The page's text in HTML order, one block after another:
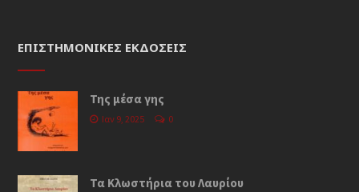
ΕΠΙΣΤΗΜΟΝΙΚΈΣ ΕΚΔΌΣΕΙΣ
Της μέσα γης
Ιαν 9, 2025 0
Τα Κλωστήρια του Λαυρίου